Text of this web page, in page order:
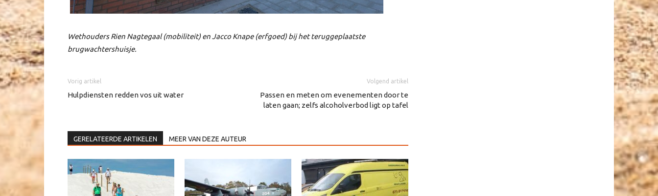
Wethouders Rien Nagtegaal (mobiliteit) en Jacco Knape (erfgoed) bij het teruggeplaatste
brugwachtershuisje.
Vorig artikel
Hulpdiensten redden vos uit water
Volgend artikel
Passen en meten om evenementen door te
laten gaan; zelfs alcoholverbod ligt op tafel
GERELATEERDE ARTIKELEN MEER VAN DEZE AUTEUR